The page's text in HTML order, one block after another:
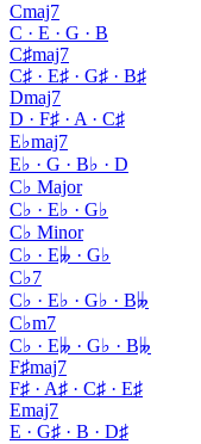
Cmaj7
C · E · G · B
C♯maj7
C♯ · E♯ · G♯ · B♯
Dmaj7
D · F♯ · A · C♯
E♭maj7
E♭ · G · B♭ · D
C♭ Major
C♭ · E♭ · G♭
C♭ Minor
C♭ · E𝄫 · G♭
C♭7
C♭ · E♭ · G♭ · B𝄫
C♭m7
C♭ · E𝄫 · G♭ · B𝄫
F♯maj7
F♯ · A♯ · C♯ · E♯
Emaj7
E · G♯ · B · D♯